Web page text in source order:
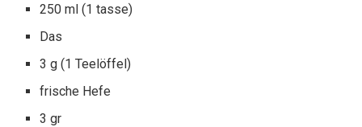
250 ml (1 tasse)
Das
3 g (1 Teelöffel)
frische Hefe
3 gr